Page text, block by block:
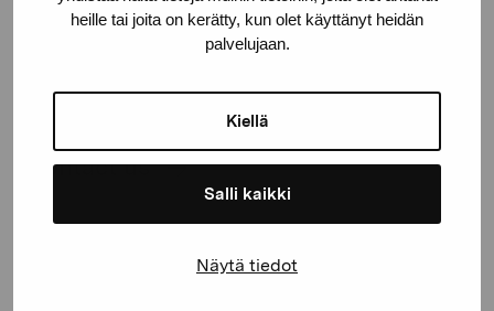
heille tai joita on kerätty, kun olet käyttänyt heidän
palvelujaan.
Kiellä
Salli kaikki
Näytä tiedot
+358 (0)50 371 6339
Contact us